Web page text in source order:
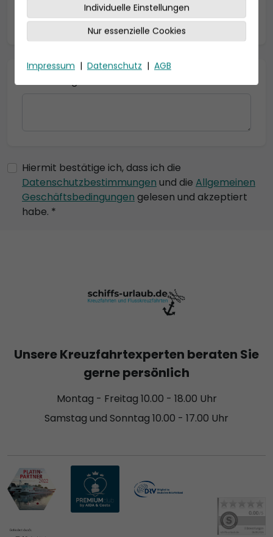
* = Pflichtfelder
Hiermit bestätige ich, dass ich die
Datenschutzbestimmungen und die Allgemeinen
Geschäftsbedingungen gelesen und akzeptiert
habe. *
Individuelle Einstellungen
Nur essenzielle Cookies
Impressum | Datenschutz | AGB
Unsere Kreuzfahrtexperten beraten Sie
gerne persönlich
Montag - Freitag 10.00 - 18.00 Uhr
Samstag und Sonntag 10.00 - 17.00 Uhr